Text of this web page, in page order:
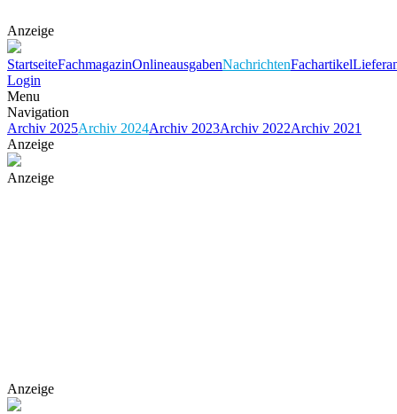
Anzeige
StartseiteFachmagazinOnlineausgabenNachrichtenFachartikel
Login
Menu
Navigation
Archiv 2025Archiv 2024Archiv 2023Archiv 2022Archiv 2021
Anzeige
Anzeige
Anzeige